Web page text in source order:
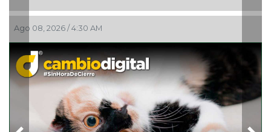
Ago 07, 2026 / 10:31 PM